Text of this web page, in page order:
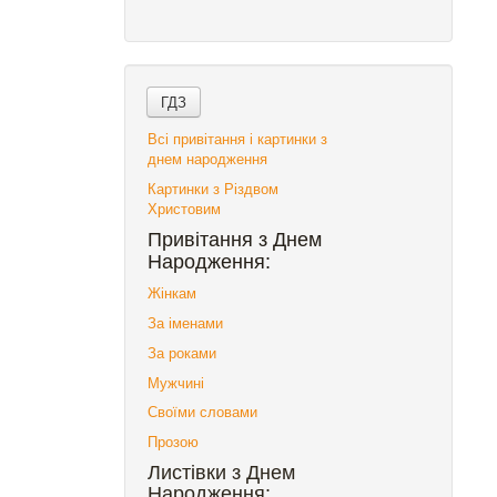
Всі привітання і картинки з
днем народження
Картинки з Різдвом
Христовим
Привітання з Днем
Народження:
Жінкам
За іменами
За роками
Мужчині
Своїми словами
Прозою
Листівки з Днем